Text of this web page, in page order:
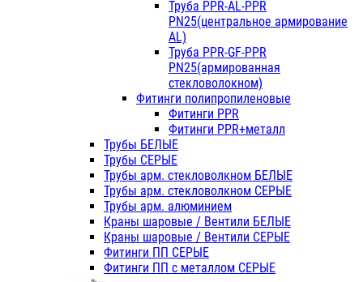
Труба PPR-AL-PPR
PN25(центральное армирование
AL)
Труба PPR-GF-PPR
PN25(армированная
стекловолокном)
Фитинги полипропиленовые
Фитинги PPR
Фитинги PPR+металл
Трубы БЕЛЫЕ
Трубы СЕРЫЕ
Трубы арм. стекловолкном БЕЛЫЕ
Трубы арм. стекловолкном СЕРЫЕ
Трубы арм. алюминием
Краны шаровые / Вентили БЕЛЫЕ
Краны шаровые / Вентили СЕРЫЕ
Фитинги ПП СЕРЫЕ
Фитинги ПП с металлом СЕРЫЕ